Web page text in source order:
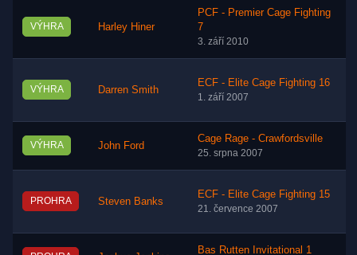
VÝHRA Harley Hiner
PCF - Premier Cage Fighting
7
3. září 2010
VÝHRA Darren Smith
ECF - Elite Cage Fighting 16
1. září 2007
VÝHRA John Ford
Cage Rage - Crawfordsville
25. srpna 2007
PROHRA Steven Banks
ECF - Elite Cage Fighting 15
21. července 2007
Bas Rutten Invitational 1